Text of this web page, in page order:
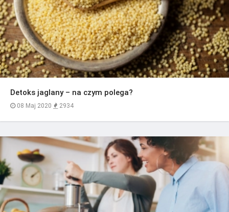
Detoks jaglany – na czym polega?
08 Maj 2020 2934